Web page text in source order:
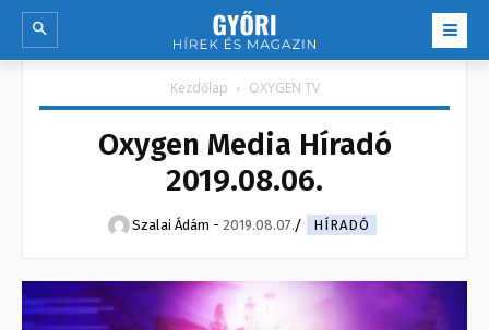
Kezdőlap OXYGEN TV
Oxygen Media Híradó
2019.08.06.
Szalai Ádám - 2019.08.07. HÍRADÓ